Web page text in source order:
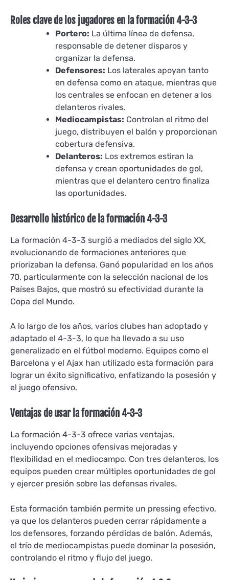
Roles clave de los jugadores en la formación 4-3-3
Portero: La última línea de defensa,
responsable de detener disparos y
organizar la defensa.
Defensores: Los laterales apoyan tanto
en defensa como en ataque, mientras que
los centrales se enfocan en detener a los
delanteros rivales.
Mediocampistas: Controlan el ritmo del
juego, distribuyen el balón y proporcionan
cobertura defensiva.
Delanteros: Los extremos estiran la
defensa y crean oportunidades de gol,
mientras que el delantero centro finaliza
las oportunidades.
Desarrollo histórico de la formación 4-3-3
La formación 4-3-3 surgió a mediados del siglo XX,
evolucionando de formaciones anteriores que
priorizaban la defensa. Ganó popularidad en los años
70, particularmente con la selección nacional de los
Países Bajos, que mostró su efectividad durante la
Copa del Mundo.
A lo largo de los años, varios clubes han adoptado y
adaptado el 4-3-3, lo que ha llevado a su uso
generalizado en el fútbol moderno. Equipos como el
Barcelona y el Ajax han utilizado esta formación para
lograr un éxito significativo, enfatizando la posesión y
el juego ofensivo.
Ventajas de usar la formación 4-3-3
La formación 4-3-3 ofrece varias ventajas,
incluyendo opciones ofensivas mejoradas y
flexibilidad en el mediocampo. Con tres delanteros, los
equipos pueden crear múltiples oportunidades de gol
y ejercer presión sobre las defensas rivales.
Esta formación también permite un pressing efectivo,
ya que los delanteros pueden cerrar rápidamente a
los defensores, forzando pérdidas de balón. Además,
el trío de mediocampistas puede dominar la posesión,
controlando el ritmo y flujo del juego.